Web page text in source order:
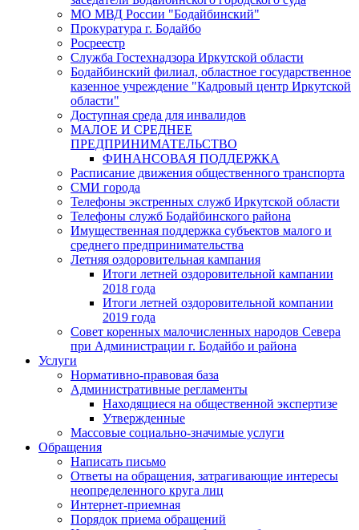
МО МВД России "Бодайбинский"
Прокуратура г. Бодайбо
Росреестр
Служба Гостехнадзора Иркутской области
Бодайбинский филиал, областное государственное
казенное учреждение "Кадровый центр Иркутской
области"
Доступная среда для инвалидов
МАЛОЕ И СРЕДНЕЕ
ПРЕДПРИНИМАТЕЛЬСТВО
ФИНАНСОВАЯ ПОДДЕРЖКА
Расписание движения общественного транспорта
СМИ города
Телефоны экстренных служб Иркутской области
Телефоны служб Бодайбинского района
Имущественная поддержка субъектов малого и
среднего предпринимательства
Летняя оздоровительная кампания
Итоги летней оздоровительной кампании
2018 года
Итоги летней оздоровительной компании
2019 года
Совет коренных малочисленных народов Севера
при Администрации г. Бодайбо и района
Услуги
Нормативно-правовая база
Административные регламенты
Находящиеся на общественной экспертизе
Утвержденные
Массовые социально-значимые услуги
Обращения
Написать письмо
Ответы на обращения, затрагивающие интересы
неопределенного круга лиц
Интернет-приемная
Порядок приема обращений